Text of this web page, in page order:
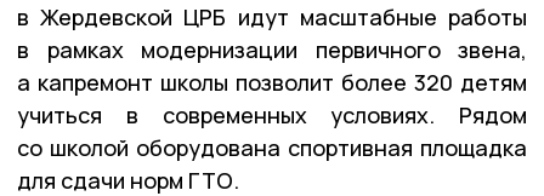
в Жердевской ЦРБ идут масштабные работы
в рамках модернизации первичного звена,
а капремонт школы позволит более 320 детям
учиться в современных условиях. Рядом
со школой оборудована спортивная площадка
для сдачи норм ГТО.